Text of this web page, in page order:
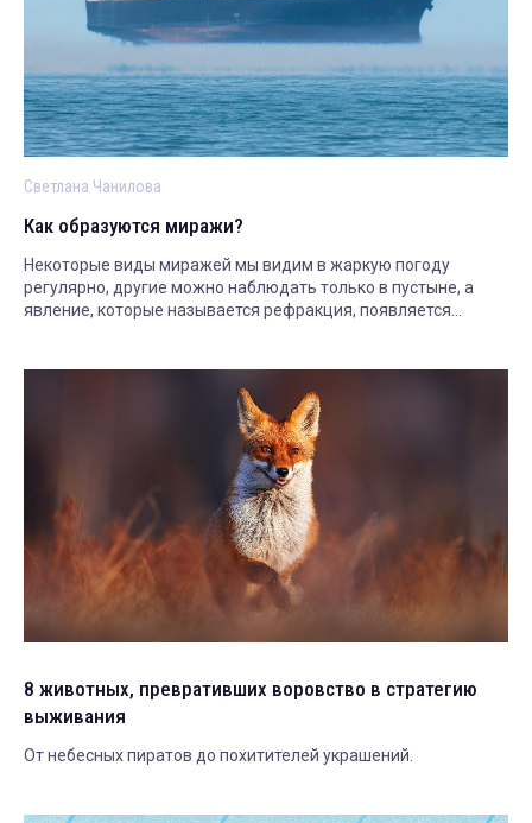
Светлана Чанилова
Как образуются миражи?
Некоторые виды миражей мы видим в жаркую погоду
регулярно, другие можно наблюдать только в пустыне, а
явление, которые называется рефракция, появляется
8 животных, превративших воровство в стратегию
выживания
От небесных пиратов до похитителей украшений.